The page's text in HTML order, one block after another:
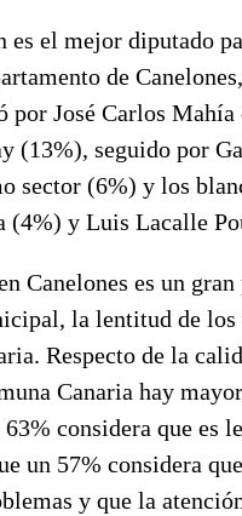
es el mejor diputado
de
por José Carlos Mahía
(13%), seguido por
sector (6%) y los
(4%) y Luis Lacalle
Canelones es un
la lentitud de los
Respecto de la
Canaria hay
considera que es
un 57% considera
y que la